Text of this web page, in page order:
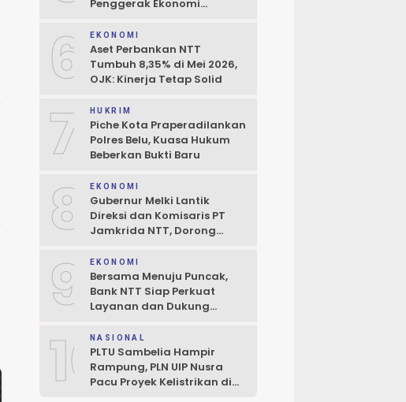
Penggerak Ekonomi
6 EKONOMI
Aset Perbankan NTT
Tumbuh 8,35% di Mei 2026,
OJK: Kinerja Tetap Solid
7 HUKRIM
Piche Kota Praperadilankan
Polres Belu, Kuasa Hukum
Beberkan Bukti Baru
8 EKONOMI
Gubernur Melki Lantik
Direksi dan Komisaris PT
Jamkrida NTT, Dorong
Kredit UMKM
9 EKONOMI
Bersama Menuju Puncak,
Bank NTT Siap Perkuat
Layanan dan Dukung
10NASIONAL
PLTU Sambelia Hampir
Rampung, PLN UIP Nusra
Pacu Proyek Kelistrikan di